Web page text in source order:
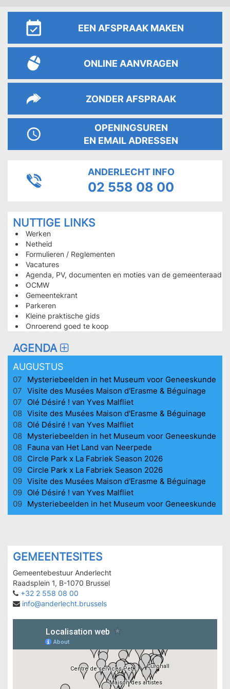
EEN AFSPRAAK MAKEN
ONLINE AANVRAGEN
ZONDER AFSPRAAK
OPENINGSUREN
EN EMAIL ADRESSEN
ANDERLECHT INFO
02 558 08 00
PAGES
LES
PLUS
CONSULTÉES
HOMEPAGE
NUTTIGE LINKS
Werken
Netheid
Formulieren / Reglementen
Vacatures
Agenda, PV, documenten en moties van de gemeenteraad
OCMW
Gemeentekrant
Parkeren
Kleine praktische gids
Onroerend goed te koop
AGENDA
AUGUSTUS
07
Mysteriebeelden in het Museum voor Geneeskunde
07 Visite des Musées Maison d'Erasme & Béguinage
07
Olé Désiré ! van Yves Malfliet
08 Visite des Musées Maison d'Erasme & Béguinage
08 Olé Désiré ! van Yves Malfliet
08 Mysteriebeelden in het Museum voor Geneeskunde
08 Fauna van Het Land van Neerpede
08 Circle Park x La Fabriek Season 2026
09 Circle Park x La Fabriek Season 2026
09 Visite des Musées Maison d'Erasme & Béguinage
09 Olé Désiré ! van Yves Malfliet
09 Mysteriebeelden in het Museum voor Geneeskunde
GEMEENTESITES
Gemeentebestuur Anderlecht
Raadsplein 1, B-1070 Brussel
+32 2 558 08 00
info@anderlecht.brussels